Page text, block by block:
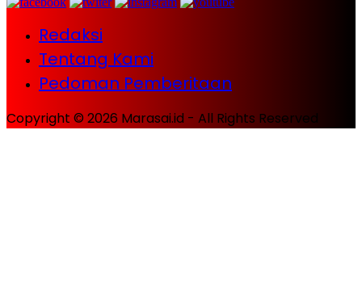
Redaksi
Tentang Kami
Pedoman Pemberitaan
Copyright © 2026 Marasai.id - All Rights Reserved